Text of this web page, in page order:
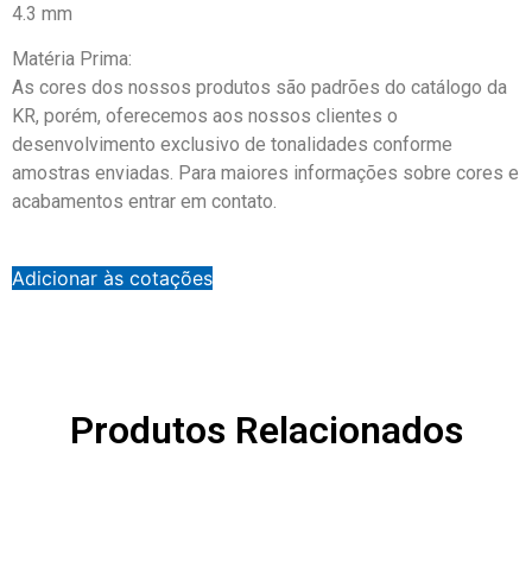
4.3 mm
Matéria Prima:
As cores dos nossos produtos são padrões do catálogo da
KR, porém, oferecemos aos nossos clientes o
desenvolvimento exclusivo de tonalidades conforme
amostras enviadas. Para maiores informações sobre cores e
acabamentos entrar em contato.
Adicionar às cotações
Produtos Relacionados